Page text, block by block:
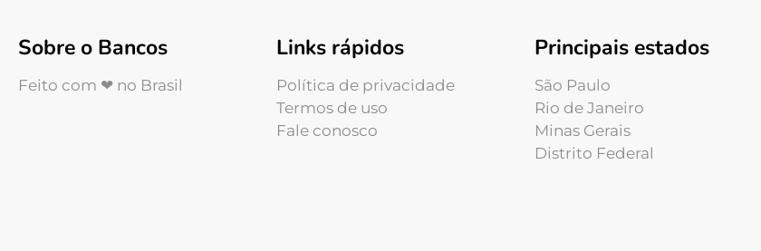
Sobre o Bancos
Feito com ❤ no Brasil
Links rápidos
Política de privacidade
Termos de uso
Fale conosco
Principais estados
São Paulo
Rio de Janeiro
Minas Gerais
Distrito Federal